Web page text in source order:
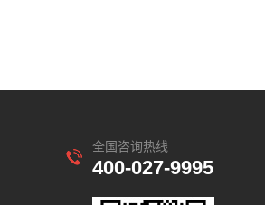
全国咨询热线
400-027-9995